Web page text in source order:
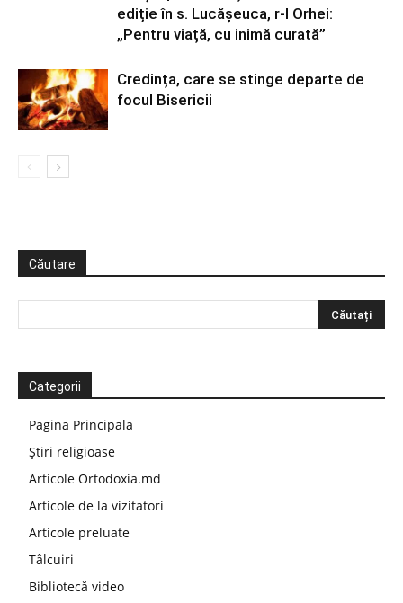
ediție în s. Lucășeuca, r-l Orhei:
„Pentru viață, cu inimă curată”
Credința, care se stinge departe de
focul Bisericii
Căutare
Categorii
Pagina Principala
Știri religioase
Articole Ortodoxia.md
Articole de la vizitatori
Articole preluate
Tâlcuiri
Bibliotecă video